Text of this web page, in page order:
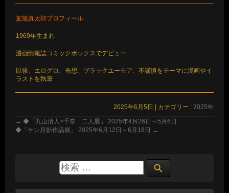
駕籠真太郎プロフィール
1969年生まれ
漫画情報誌コミックボックスでデビュー
以後、エログロ、奇想、ブラックユーモア、不謹慎をテーマに漫画やイ
ラストを執筆
2025年6月5日 カテゴリー : 2025年
← ◆「丸山清人×千奈 二人展」 2025年4月26日～5月6日
◆「ケン月影作品展」 2025年6月12日～6月18日 →